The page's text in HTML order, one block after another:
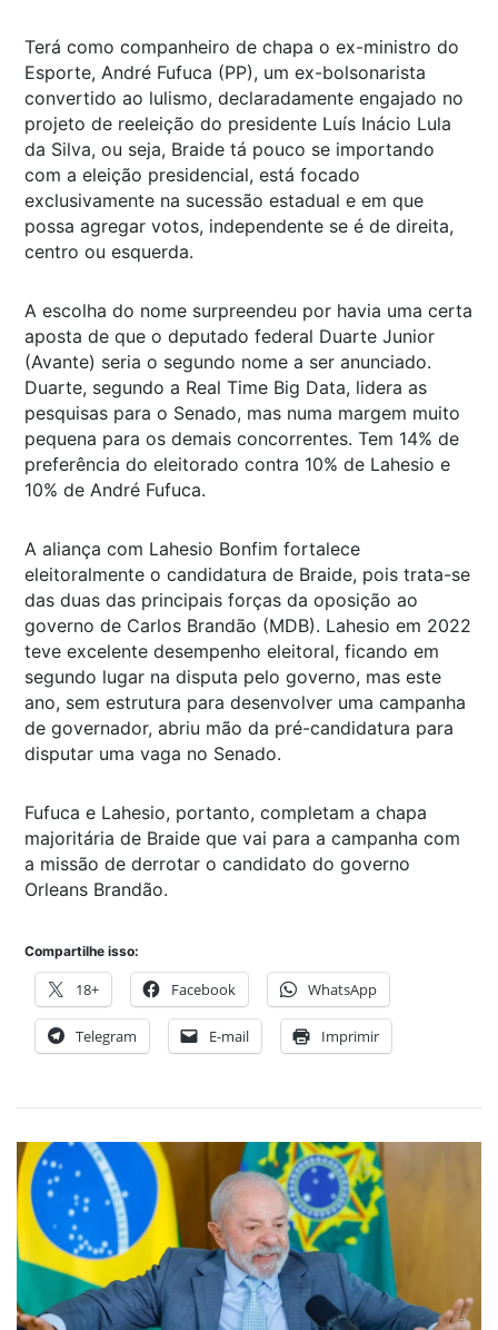
Terá como companheiro de chapa o ex-ministro do
Esporte, André Fufuca (PP), um ex-bolsonarista
convertido ao lulismo, declaradamente engajado no
projeto de reeleição do presidente Luís Inácio Lula
da Silva, ou seja, Braide tá pouco se importando
com a eleição presidencial, está focado
exclusivamente na sucessão estadual e em que
possa agregar votos, independente se é de direita,
centro ou esquerda.
A escolha do nome surpreendeu por havia uma certa
aposta de que o deputado federal Duarte Junior
(Avante) seria o segundo nome a ser anunciado.
Duarte, segundo a Real Time Big Data, lidera as
pesquisas para o Senado, mas numa margem muito
pequena para os demais concorrentes. Tem 14% de
preferência do eleitorado contra 10% de Lahesio e
10% de André Fufuca.
A aliança com Lahesio Bonfim fortalece
eleitoralmente o candidatura de Braide, pois trata-se
das duas das principais forças da oposição ao
governo de Carlos Brandão (MDB). Lahesio em 2022
teve excelente desempenho eleitoral, ficando em
segundo lugar na disputa pelo governo, mas este
ano, sem estrutura para desenvolver uma campanha
de governador, abriu mão da pré-candidatura para
disputar uma vaga no Senado.
Fufuca e Lahesio, portanto, completam a chapa
majoritária de Braide que vai para a campanha com
a missão de derrotar o candidato do governo
Orleans Brandão.
Compartilhe isso:
18+ Facebook WhatsApp
Telegram E-mail Imprimir